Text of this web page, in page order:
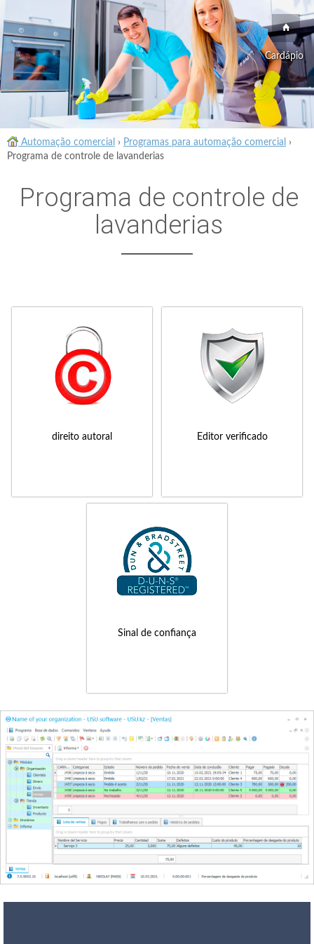
Cardápio
Automação comercial › Programas para automação comercial
›
Programa de controle de lavanderias
Programa de controle de
lavanderias
direito autoral Editor verificado
Sinal de confiança